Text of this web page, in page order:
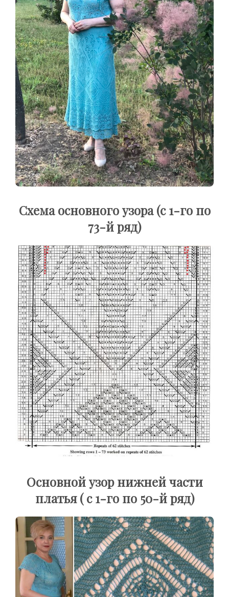
Схема основного узора (с 1-го по
73-й ряд)
Основной узор нижней части
платья ( с 1-го по 50-й ряд)